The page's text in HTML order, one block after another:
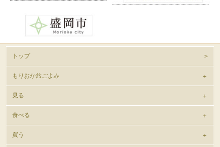
トップ
もりおか旅ごよみ
見る
食べる
買う